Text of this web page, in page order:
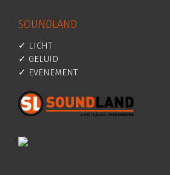
SOUNDLAND
✓ LICHT
✓ GELUID
✓ EVENEMENT